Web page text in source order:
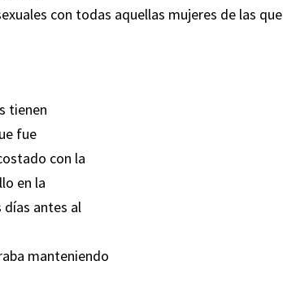
con todas aquellas mujeres de las que
tienen
fue
con la
en la
días antes al
manteniendo